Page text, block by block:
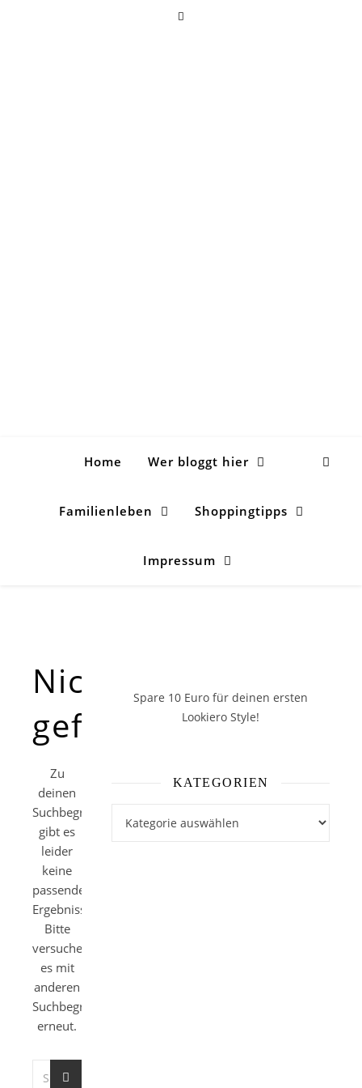
Home Wer bloggt hier
Familienleben Shoppingtipps
Impressum
Nichts
gefunden!
Zu
deinen
Suchbegriffen
gibt es
leider
keine
passenden
Ergebnisse.
Bitte
versuche
es mit
anderen
Suchbegriffen
erneut.
Spare 10 Euro für deinen ersten
Lookiero Style!
KATEGORIEN